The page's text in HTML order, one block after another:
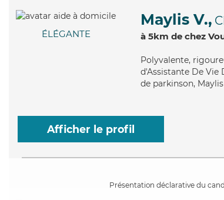
ÉLÉGANTE
Maylis V.,
à 5km de chez
Polyvalente,
d'Assistante De Vie
de parkinson,
Afficher le profil
Présentation déclarative du